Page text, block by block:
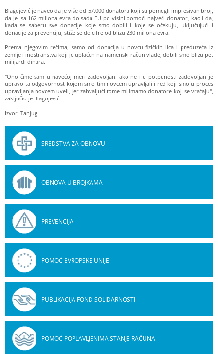
Blagojević je naveo da je više od 57.000 donatora koji su pomogli impresivan broj,
da je, sa 162 miliona evra do sada EU po visini pomoći najveći donator, kao i da,
kada se saberu sve donacije koje smo dobili i koje se očekuju, uključujući i
donacije za prevenciju, stiže se do cifre od blizu 230 miliona evra.
Prema njegovim rečima, samo od donacija u novcu fizičkih lica i preduzeća iz
zemlje i inostranstva koji je uplaćen na namenski račun vlade, dobili smo blizu pet
milijardi dinara.
"Ono čime sam u navećoj meri zadovoljan, ako ne i u potpunosti zadovoljan je
upravo ta odgovornost kojom smo tim novcem upravljali i red koji smo u proces
upravljanja novcem uveli, jer zahvaljući tome mi imamo donatore koji se vraćaju",
zaključio je Blagojević.
Izvor: Tanjug
SREDSTVA ZA OBNOVU
OBNOVA U BROJKAMA
PREVENCIJA
POMOĆ EVROPSKE UNIJE
PUBLIKACIJA FOND SOLIDARNOSTI
POMOĆ POPLAVLJENIMA STANJE RAČUNA